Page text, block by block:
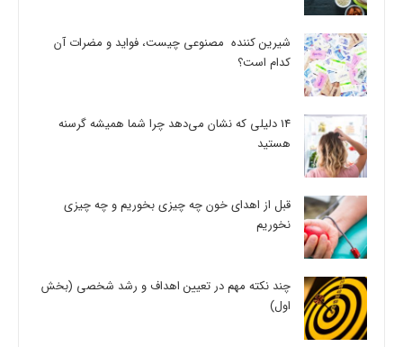
شیرین کننده مصنوعی چیست، فواید و مضرات آن
کدام است؟
14 دلیلی که نشان می‌دهد چرا شما همیشه گرسنه
هستید
قبل از اهدای خون چه چیزی بخوریم و چه چیزی
نخوریم
چند نکته مهم در تعیین اهداف و رشد شخصی (بخش
اول)